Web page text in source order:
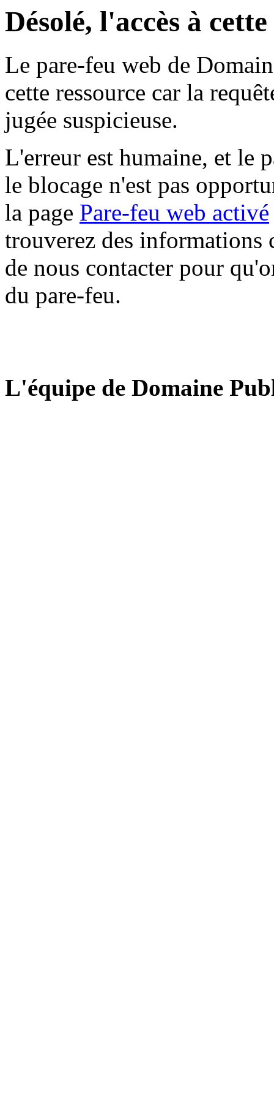
Désolé, l'accès à
Le pare-feu web de
cette ressource car la
jugée suspicieuse.
L'erreur est humaine, et le
le blocage n'est pas
la page Pare-feu web activé
trouverez des informations
de nous contacter pour
du pare-feu.
L'équipe de Domaine